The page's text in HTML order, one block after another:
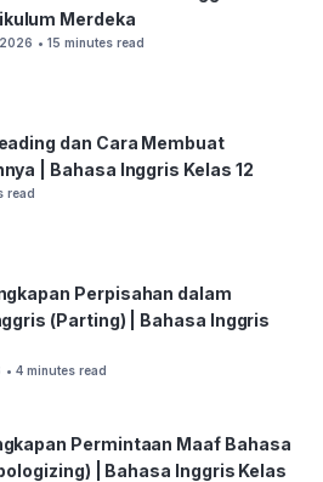
Merdeka
• 15 minutes read
dan Cara Membuat
| Bahasa Inggris Kelas 12
read
Perpisahan dalam
(Parting) | Bahasa Inggris
• 4 minutes read
Permintaan Maaf Bahasa
| Bahasa Inggris Kelas